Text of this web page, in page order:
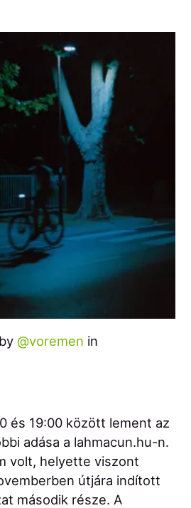
voremen in
és 19:00 között lement az
adása a lahmacun.hu-n.
volt, helyette viszont
útjára indított
második része. A